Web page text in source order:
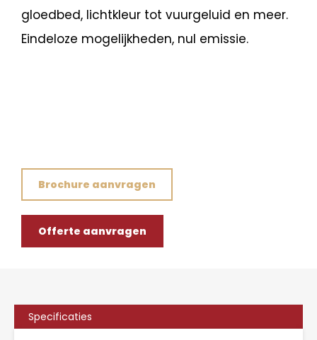
gloedbed, lichtkleur tot vuurgeluid en meer.
Eindeloze mogelijkheden, nul emissie.
Brochure aanvragen
Offerte aanvragen
Specificaties